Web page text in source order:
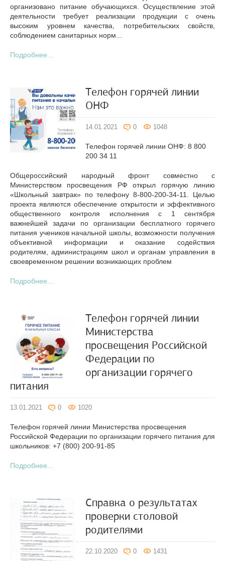
организовано питание обучающихся. Осуществление этой
деятельности требует реализации продукции с очень
высоким уровнем качества, потребительских свойств,
соблюдением санитарных норм...
Подробнее...
Телефон горячей линии
ОНФ
14.01.2021 0 1048
Телефон горячей линии ОНФ: 8 800
200 34 11
Общероссийский народный фронт совместно с
Министерством просвещения РФ открыл горячую линию
«Школьный завтрак» по телефону 8-800-200-34-11. Целью
проекта являются обеспечение открытости и эффективного
общественного контроля исполнения с 1 сентября
важнейшей задачи по организации бесплатного горячего
питания учеников начальной школы, возможности получения
объективной информации и оказание содействия
родителям, администрациям школ и органам управления в
своевременном решении возникающих проблем
Подробнее...
Телефон горячей линии
Министерства
просвещения Российской
Федерации по
организации горячего
питания
13.01.2021 0 1020
Телефон горячей линии Министерства просвещения
Российской Федерации по организации горячего питания для
школьников: +7 (800) 200-91-85
Подробнее...
Справка о результатах
проверки столовой
родителями
22.10.2020 0 1431